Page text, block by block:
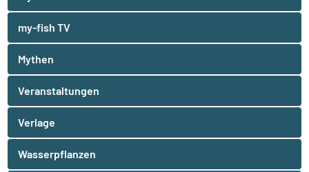
my-fish TV
Mythen
Veranstaltungen
Verlage
Wasserpflanzen